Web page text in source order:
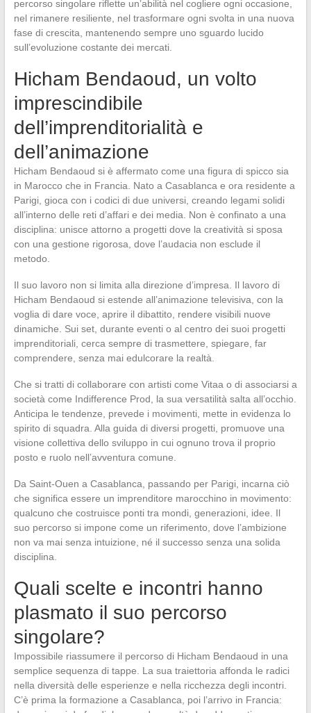
percorso singolare riflette un’abilità nel cogliere ogni occasione,
nel rimanere resiliente, nel trasformare ogni svolta in una nuova
fase di crescita, mantenendo sempre uno sguardo lucido
sull’evoluzione costante dei mercati.
Hicham Bendaoud, un volto
imprescindibile
dell’imprenditorialità e
dell’animazione
Hicham Bendaoud si è affermato come una figura di spicco sia
in Marocco che in Francia. Nato a Casablanca e ora residente a
Parigi, gioca con i codici di due universi, creando legami solidi
all’interno delle reti d’affari e dei media. Non è confinato a una
disciplina: unisce attorno a progetti dove la creatività si sposa
con una gestione rigorosa, dove l’audacia non esclude il
metodo.
Il suo lavoro non si limita alla direzione d’impresa. Il lavoro di
Hicham Bendaoud si estende all’animazione televisiva, con la
voglia di dare voce, aprire il dibattito, rendere visibili nuove
dinamiche. Sui set, durante eventi o al centro dei suoi progetti
imprenditoriali, cerca sempre di trasmettere, spiegare, far
comprendere, senza mai edulcorare la realtà.
Che si tratti di collaborare con artisti come Vitaa o di associarsi a
società come Indifference Prod, la sua versatilità salta all’occhio.
Anticipa le tendenze, prevede i movimenti, mette in evidenza lo
spirito di squadra. Alla guida di diversi progetti, promuove una
visione collettiva dello sviluppo in cui ognuno trova il proprio
posto e ruolo nell’avventura comune.
Da Saint-Ouen a Casablanca, passando per Parigi, incarna ciò
che significa essere un imprenditore marocchino in movimento:
qualcuno che costruisce ponti tra mondi, generazioni, idee. Il
suo percorso si impone come un riferimento, dove l’ambizione
non va mai senza intuizione, né il successo senza una solida
disciplina.
Quali scelte e incontri hanno
plasmato il suo percorso
singolare?
Impossibile riassumere il percorso di Hicham Bendaoud in una
semplice sequenza di tappe. La sua traiettoria affonda le radici
nella diversità delle esperienze e nella ricchezza degli incontri.
C’è prima la formazione a Casablanca, poi l’arrivo in Francia: